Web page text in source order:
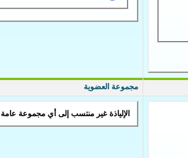
مجموعة العضوية
الإلياذة غير منتسب إلى أي مجموعة عامة